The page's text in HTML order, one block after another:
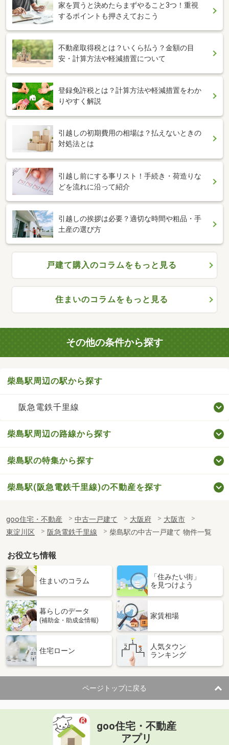
家を買うと決めたらまずやること3つ！重視
するポイントも押さえておこう
不動産取得税とは？いくら払う？金額の目
安・計算方法や軽減措置について
登録免許税とは？計算方法や軽減措置をわか
りやすく解説
引越しの初期費用の相場は？払えないときの
対処法とは
引越し前にする事リスト！手続き・荷造りな
どを流れに沿って紹介
引越しの挨拶は必要？適切な時間や粗品・手
土産の選び方
戸建て購入のコラムをもっと見る
住まいのコラムをもっと見る
その他の条件から探す
柴島駅周辺の駅から探す
阪急電鉄千里線
柴島駅周辺の路線から探す
柴島駅の特集から探す
柴島駅(阪急電鉄千里線)の不動産を探す
goo住宅・不動産 中古一戸建て 大阪府
大阪市
東淀川区
阪急電鉄千里線 柴島駅の中古一戸建て 物件一覧
お役立ち情報
住まいのコラム
「住みたい街」
を見つけよう
暮らしのデータ
(補助金・助成金情報)
家賃相場
住宅ローン
人気タウン
ランキング
ページトップに戻る
goo住宅・不動産
アプリ